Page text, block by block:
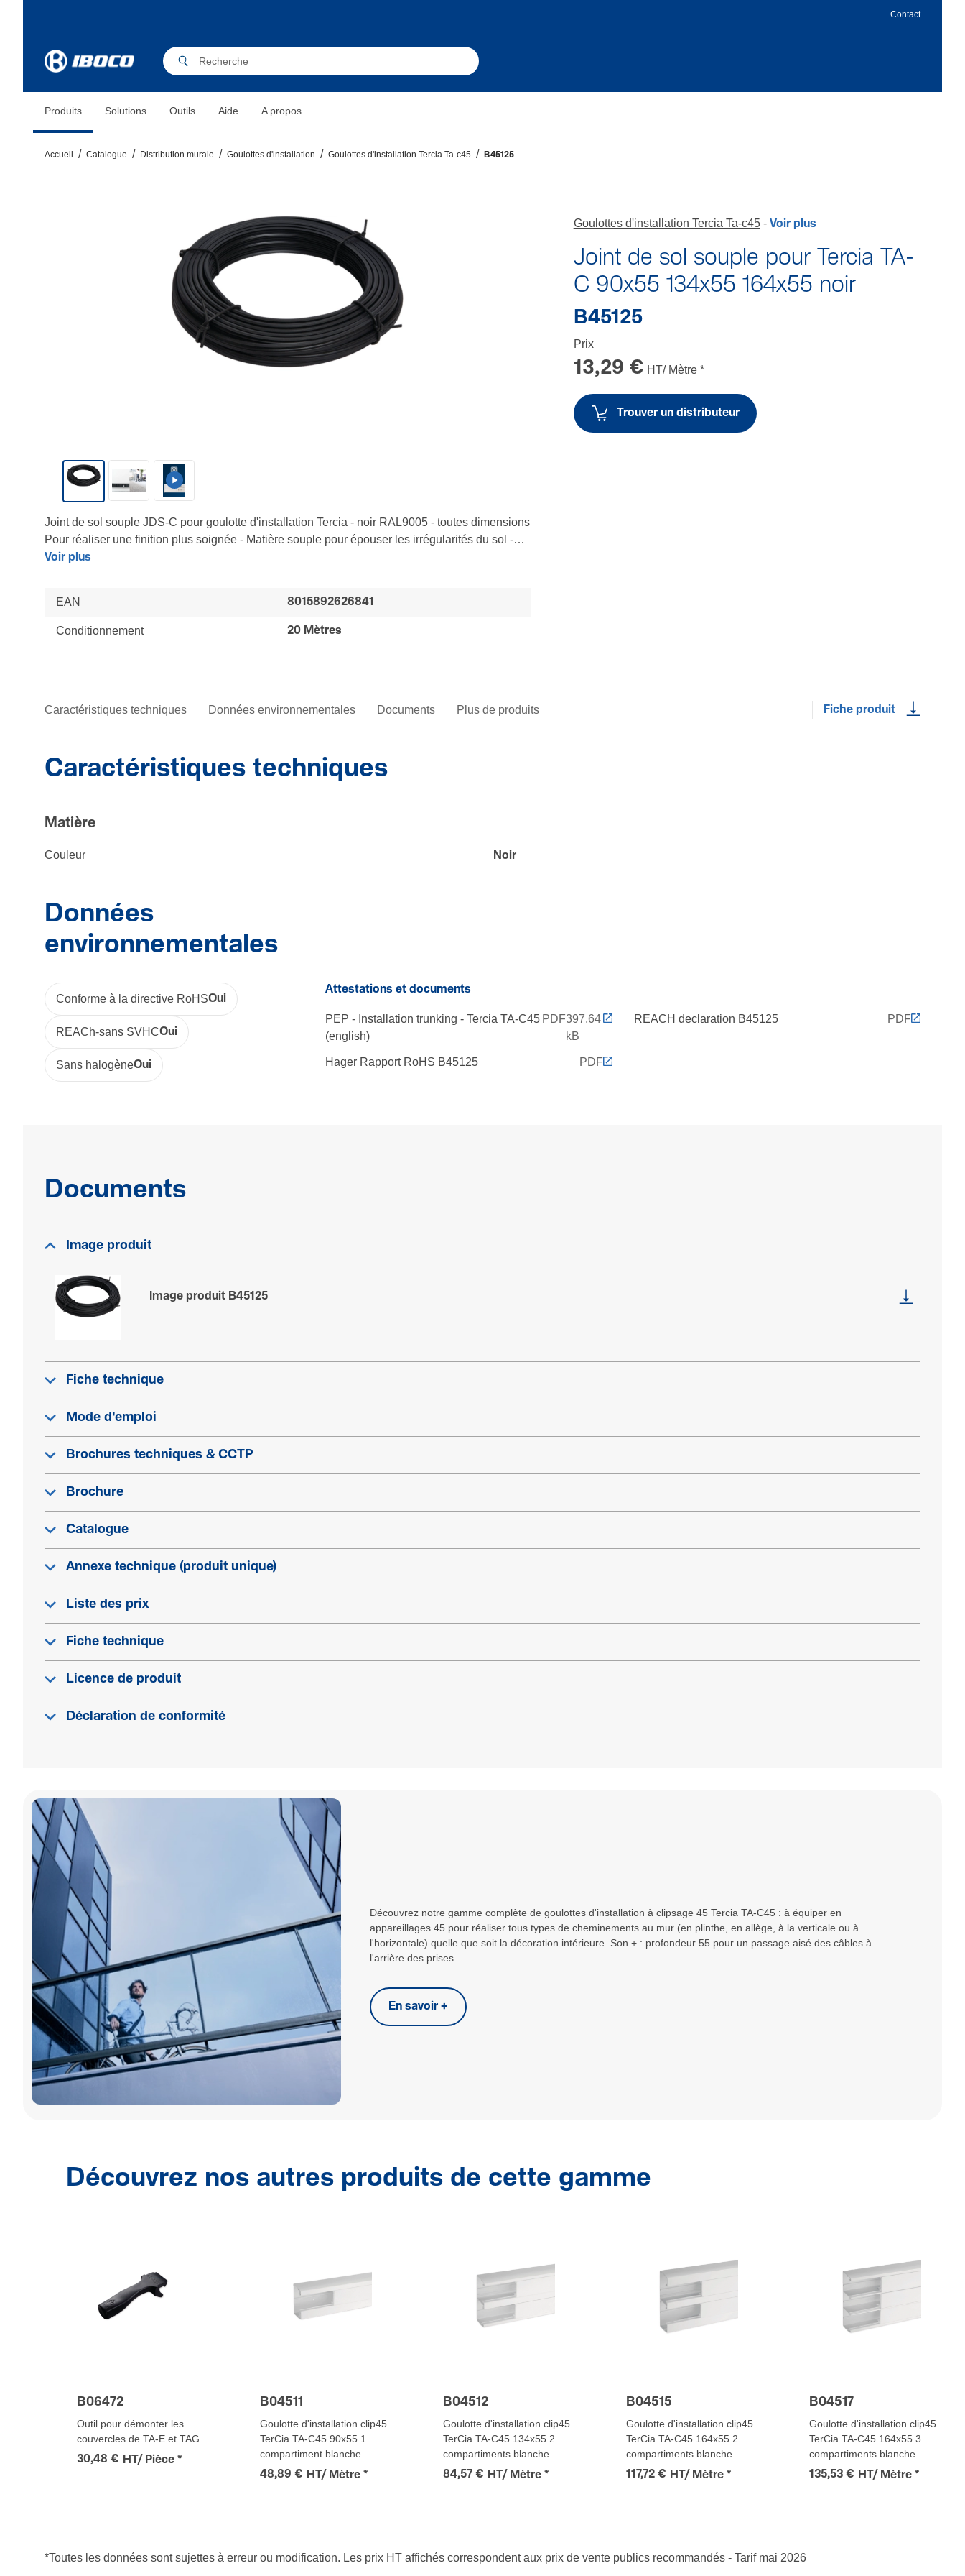
Contact
Produits Solutions Outils Aide A propos
Accueil Catalogue Distribution murale Goulottes d'installation Goulottes d'installation Tercia Ta-c45 B45125
Joint de sol souple JDS-C pour goulotte d'installation Tercia - noir RAL9005 - toutes dimensions
Pour réaliser une finition plus soignée - Matière souple pour épouser les irrégularités du sol -
Montage après pose des socles - Cale de positionnement longueurs livrée avec l’angle
Voir plus
EAN 8015892626841
Conditionnement 20 Mètres
Goulottes d'installation Tercia Ta-c45 Voir plus
Joint de sol souple pour Tercia TA-
C 90x55 134x55 164x55 noir
B45125
Prix
13,29 € HT/ Mètre *
Trouver un distributeur
Caractéristiques techniques Données environnementales Documents Plus de produits Fiche produit
Caractéristiques techniques
Matière
Couleur Noir
Données
environnementales
Conforme à la directive RoHSOui
REACh-sans SVHCOui
Sans halogèneOui
Attestations et documents
PEP - Installation trunking - Tercia TA-C45
(english)
PDF397,64
kB
REACH declaration B45125 PDF
Hager Rapport RoHS B45125 PDF
Documents
Image produit
Image produit B45125
Fiche technique
Mode d'emploi
Brochures techniques & CCTP
Brochure
Catalogue
Annexe technique (produit unique)
Liste des prix
Fiche technique
Licence de produit
Déclaration de conformité
Découvrez notre gamme complète de goulottes d'installation à clipsage 45 Tercia TA-C45 : à équiper en
appareillages 45 pour réaliser tous types de cheminements au mur (en plinthe, en allège, à la verticale ou à
l'horizontale) quelle que soit la décoration intérieure. Son + : profondeur 55 pour un passage aisé des câbles à
l'arrière des prises.
En savoir +
Découvrez nos autres produits de cette gamme
B06472
Outil pour démonter les
couvercles de TA-E et TAG
30,48 € HT/ Pièce *
B04511
Goulotte d'installation clip45
TerCia TA-C45 90x55 1
compartiment blanche
48,89 € HT/ Mètre *
B04512
Goulotte d'installation clip45
TerCia TA-C45 134x55 2
compartiments blanche
84,57 € HT/ Mètre *
B04515
Goulotte d'installation clip45
TerCia TA-C45 164x55 2
compartiments blanche
117,72 € HT/ Mètre *
B04517
Goulotte d'installation clip45
TerCia TA-C45 164x55 3
compartiments blanche
135,53 € HT/ Mètre *
*Toutes les données sont sujettes à erreur ou modification. Les prix HT affichés correspondent aux prix de vente publics recommandés - Tarif mai 2026